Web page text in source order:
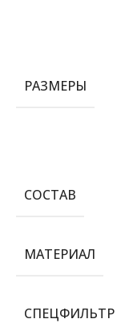
РАЗМЕРЫ
СОСТАВ
МАТЕРИАЛ
СПЕЦФИЛЬТР